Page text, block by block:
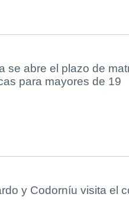
se abre el plazo de
para mayores de 19
y Codorníu visita el